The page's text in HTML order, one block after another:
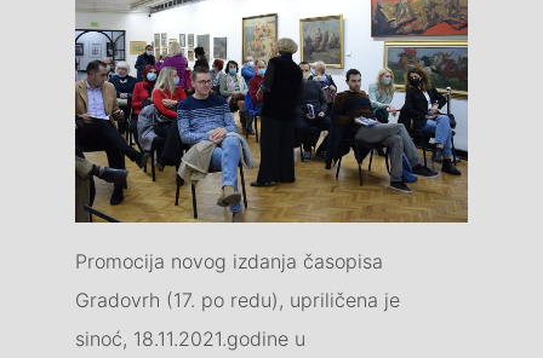
Promocija novog izdanja časopisa
Gradovrh (17. po redu), upriličena je
sinoć, 18.11.2021.godine u